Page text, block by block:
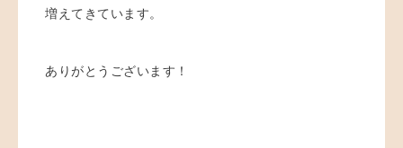
増えてきています。
ありがとうございます！